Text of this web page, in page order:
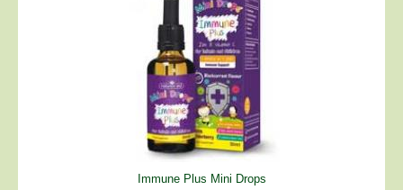
Immune Plus Mini Drops